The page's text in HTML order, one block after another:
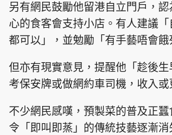
另有網民鼓勵他留港自立門戶，
心的食客會支持小店。有人建議
都可以」，並勉勵「有手藝唔會餓
但亦有現實意見，提醒他「趁後
考保安牌或做網約車司機，收入或
不少網民感嘆，預製菜的普及正蠶
令「即叫即蒸」的傳統技藝逐漸